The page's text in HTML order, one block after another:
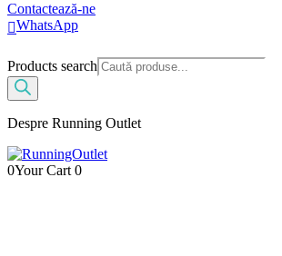
Contactează-ne
WhatsApp
Products search
Despre Running Outlet
0Your Cart 0